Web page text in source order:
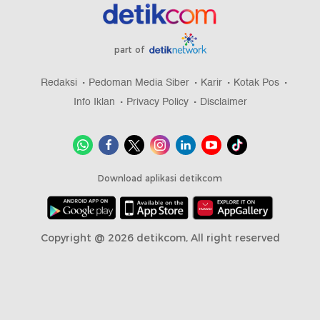
part of
Redaksi Pedoman Media Siber Karir
Kotak Pos
Info Iklan
Privacy Policy Disclaimer
Download aplikasi detikcom
Copyright @ 2026 detikcom, All right reserved